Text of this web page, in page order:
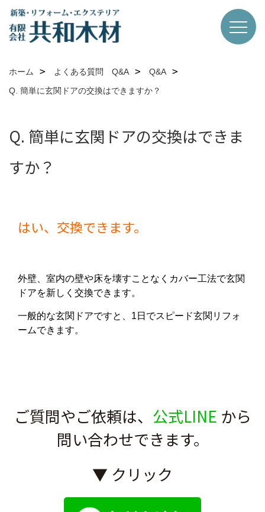
ホーム よくある質問 Q&A
Q&A
Q. 簡単に玄関ドアの交換はできますか？
Q. 簡単に玄関ドアの交換はできま
すか？
はい、交換できます。
外壁、室内の壁や床を壊すことなくカバー工法で玄関
ドアを新しく交換できます。
一般的な玄関ドアですと、1日でスピード玄関リフォ
ームできます。
ご質問やご依頼は、 公式LINE から
問い合わせできます。
▼ クリック